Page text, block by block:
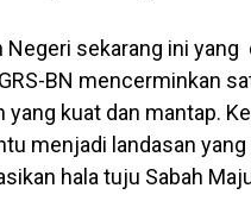
Negeri sekarang ini yang
BN mencerminkan
yang kuat dan mantap.
menjadi landasan
hala tuju Sabah